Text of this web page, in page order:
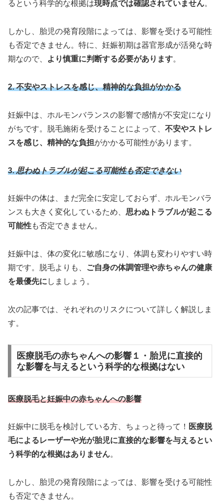
るという科学的な根拠は現時点では確認されていません。
しかし、胎児の発育段階によっては、影響を受ける可能性
も否定できません。特に、妊娠初期は器官形成が活発な時
期なので、
より慎重に判断する必要があります。
2. 不安やストレスを感じ、精神的な負担がかかる
妊娠中は、ホルモンバランスの影響で感情が不安定になり
がちです。脱毛施術を受けることによって、 不安やストレ
スを感じ、精神的な負担がかかる可能性があります。
3.思わぬトラブルが起こる可能性も否定できない
妊娠中の体は、まだ完全に安定しておらず、ホルモンバラ
ンスも大きく変化しているため、 思わぬトラブルが起こる
可能性も否定できません。
妊娠中は、体の変化に敏感になり、体調も変わりやすい時
期です。脱毛よりも、
ご自身の体調管理や赤ちゃんの健康
を最優先に しましょう。
次の記事では、それぞれのリスクについて詳しく解説しま
す。
医療脱毛の赤ちゃんへの影響１・胎児に直接的
な影響を与えるという科学的な根拠はない
医療脱毛と妊娠中の赤ちゃんへの影響
妊娠中に脱毛を検討している方、ちょっと待って！ 医療脱
毛によるレーザーや光が胎児に直接的な影響を与えるとい
う科学的な根拠はありません。
しかし、胎児の発育段階によっては、影響を受ける可能性
も否定できません。